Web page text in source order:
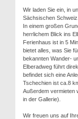
Wir laden Sie ein, in
Sächsischen Schweiz.
In einem großen
herrlichem Blick ins
Ferienhaus ist in 5
bietet alles, was Sie
bekannten Wander-
Elberadweg führt
befindet sich eine
Tschechien ist ca.8
Außerdem vermieten
in der Gallerie).
Wir freuen uns auf